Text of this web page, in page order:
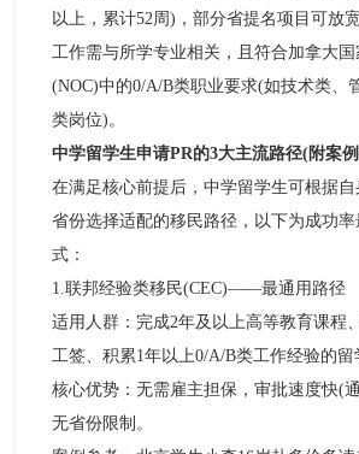
以上，累计52周)，部分省提名项目可放宽
工作需与所学专业相关，且符合加拿大
(NOC)中的0/A/B类职业要求(如技术类、
类岗位)。​
中学留学生申请PR的3大主流路径(附案
在满足核心前提后，中学留学生可根据
省份选择适配的移民路径，以下为成功
式：​
1.联邦经验类移民(CEC)——最通用路径​
适用人群：完成2年及以上高等教育课程
工签、积累1年以上0/A/B类工作经验的留
核心优势：无需雇主担保，审批速度快(
无省份限制。​